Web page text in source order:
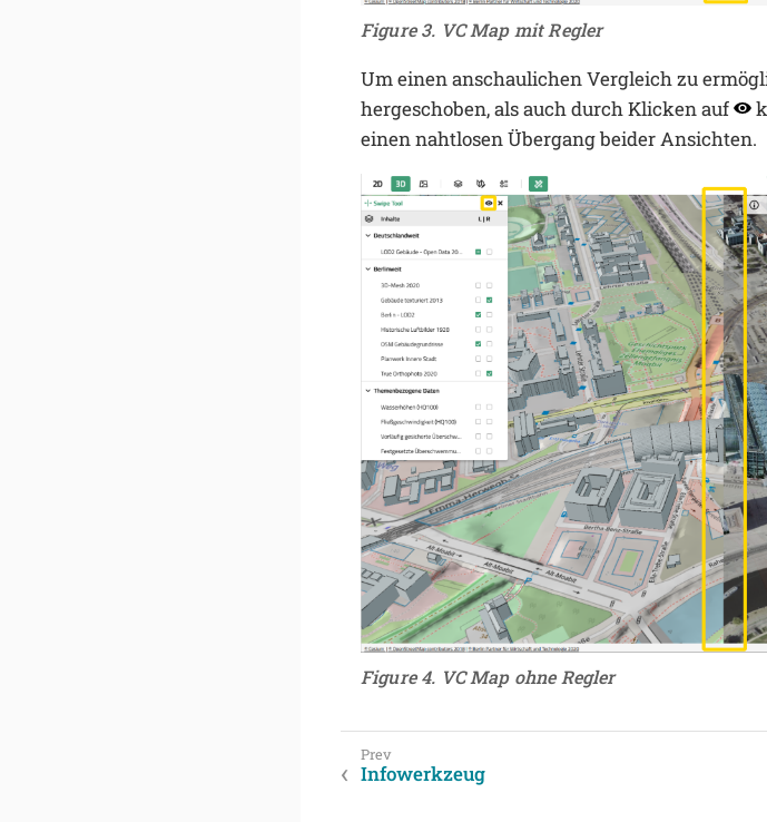
Figure 3. VC Map mit Regler
Um einen anschaulichen Vergleich zu
hergeschoben, als auch durch Klicken auf
einen nahtlosen Übergang beider Ansichten.
Figure 4. VC Map ohne Regler
Infowerkzeug